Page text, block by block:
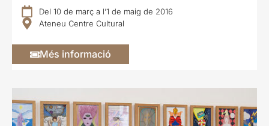
Del 10 de març a l’1 de maig de 2016
Ateneu Centre Cultural
Més informació